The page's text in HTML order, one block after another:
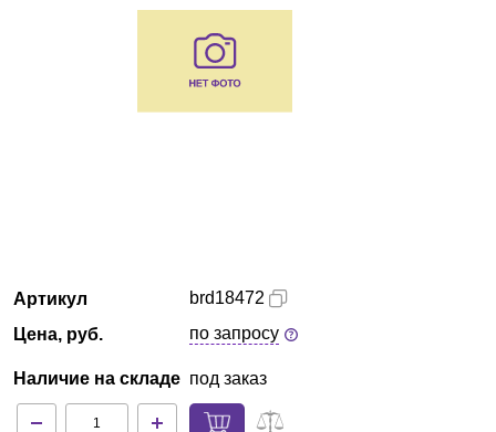
Партнеры
Доставка и оплата
Артикул
Цена, руб.
Наличие на складе
brd18472
по запросу
под заказ